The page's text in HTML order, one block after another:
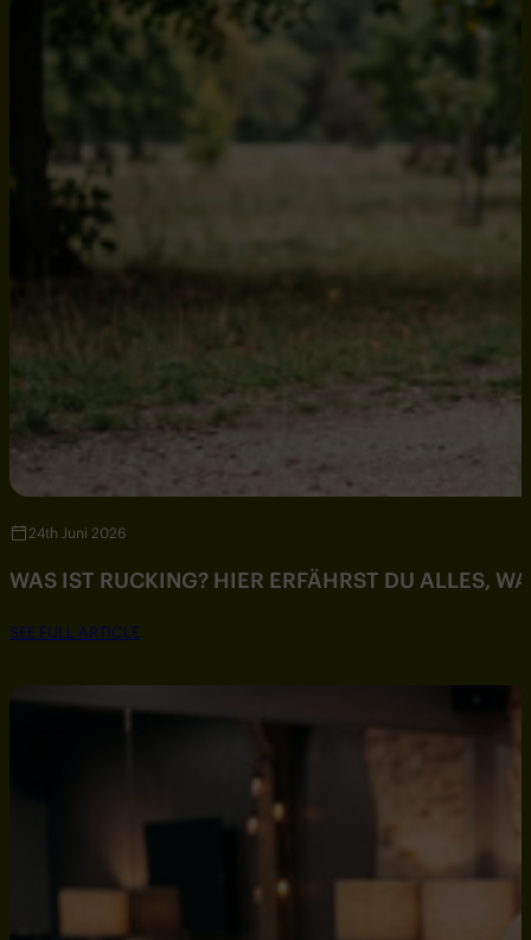
24th Juni 2026
WAS IST RUCKING? HIER ERFÄHRST DU ALLES,
SEE FULL ARTICLE